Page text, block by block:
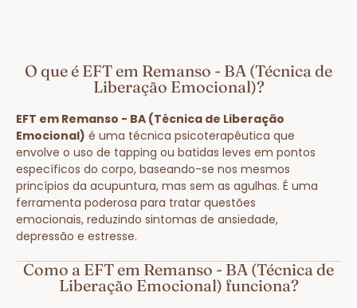
O que é EFT em Remanso - BA (Técnica de
Liberação Emocional)?
EFT em Remanso - BA (Técnica de Liberação
Emocional) é uma técnica psicoterapêutica que
envolve o uso de tapping ou batidas leves em pontos
específicos do corpo, baseando-se nos mesmos
princípios da acupuntura, mas sem as agulhas. É uma
ferramenta poderosa para tratar questões
emocionais, reduzindo sintomas de ansiedade,
depressão e estresse.
Como a EFT em Remanso - BA (Técnica de
Liberação Emocional) funciona?